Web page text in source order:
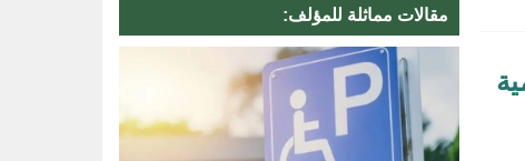
مقالات مماثلة للمؤلف: